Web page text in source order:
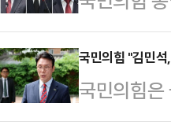
같다.”탁
상 강수량
부 80mm
충청권
전…
고 쇄신을
다른 지역
것이란 관
여부가 전
국민의힘 "김민
국민의힘
무총리 후